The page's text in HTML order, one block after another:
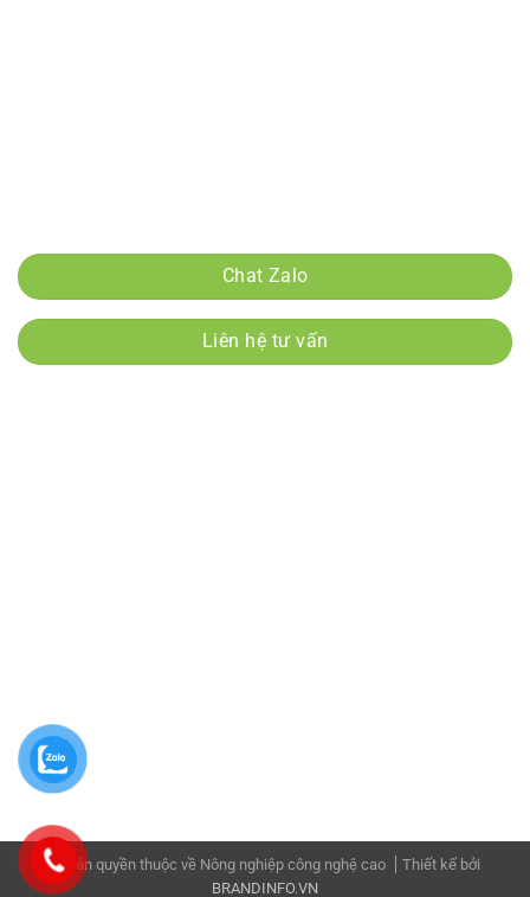
Chat Zalo
Liên hệ tư vấn
Giống Cây Đặc sản
© Bản quyền thuộc về Nông nghiệp công nghệ cao
Thiết kế bởi
BRANDINFO.VN